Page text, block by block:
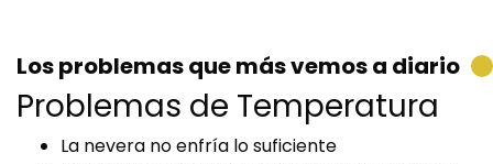
Los problemas que más vemos a diario
Problemas de Temperatura
La nevera no enfría lo suficiente